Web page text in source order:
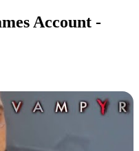
Account -